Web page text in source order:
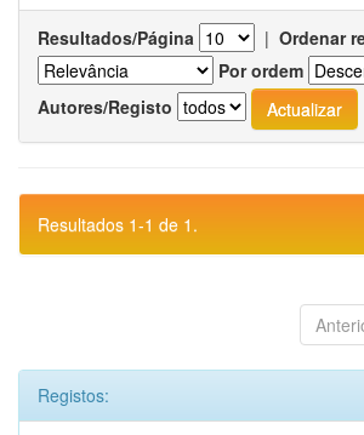
Resultados/Página | Ordenar
Por ordem
Autores/Registo
Resultados 1-1 de 1.
Registos: